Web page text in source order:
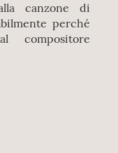
canzone di
perché
compositore